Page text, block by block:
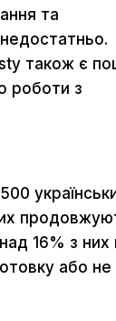
та
також є
роботи з
16% з них
або не